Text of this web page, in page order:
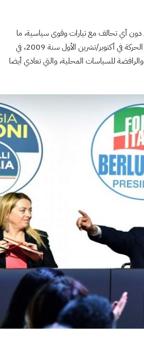
منفردةً ومن دون أي تحالف مع تيارات وقوى سياسية، ما
يضعها في صدارة نتائج الاقتراع وفي مقدمة أحزاب البرلمان. وتأسست هذه الحركة في أكتوبر/تشرين الأول سنة 2009، في
للسياسات المحلية، والتي تعادي أيضا